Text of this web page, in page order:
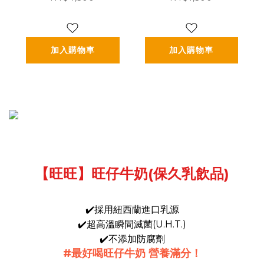
(120ml*2)
加入購物車
防曬凝露 SPF50+
★★★★
60ml*1+蘆薈保濕
加入購物車
【旺旺】旺仔牛奶(保久乳飲品)
✔️採用紐西蘭進口乳源
✔️超高溫瞬間滅菌(U.H.T.)
✔️不添加防腐劑
#最好喝旺仔牛奶 營養滿分！